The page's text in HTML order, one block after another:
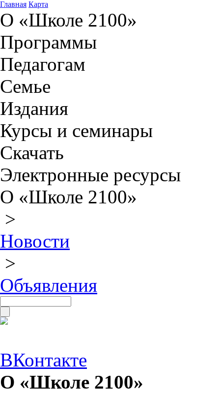
Главная Карта
О «Школе 2100»
Программы
Педагогам
Семье
Издания
Курсы и семинары
Скачать
Электронные ресурсы
О «Школе 2100»
>
Новости
>
Объявления
ВКонтакте
О «Школе 2100»